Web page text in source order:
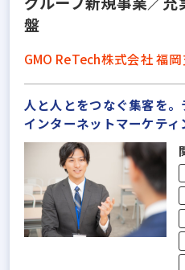
盤
GMO ReTech株式会社 福
人と人とをつなぐ集客を
インターネットマーケティ